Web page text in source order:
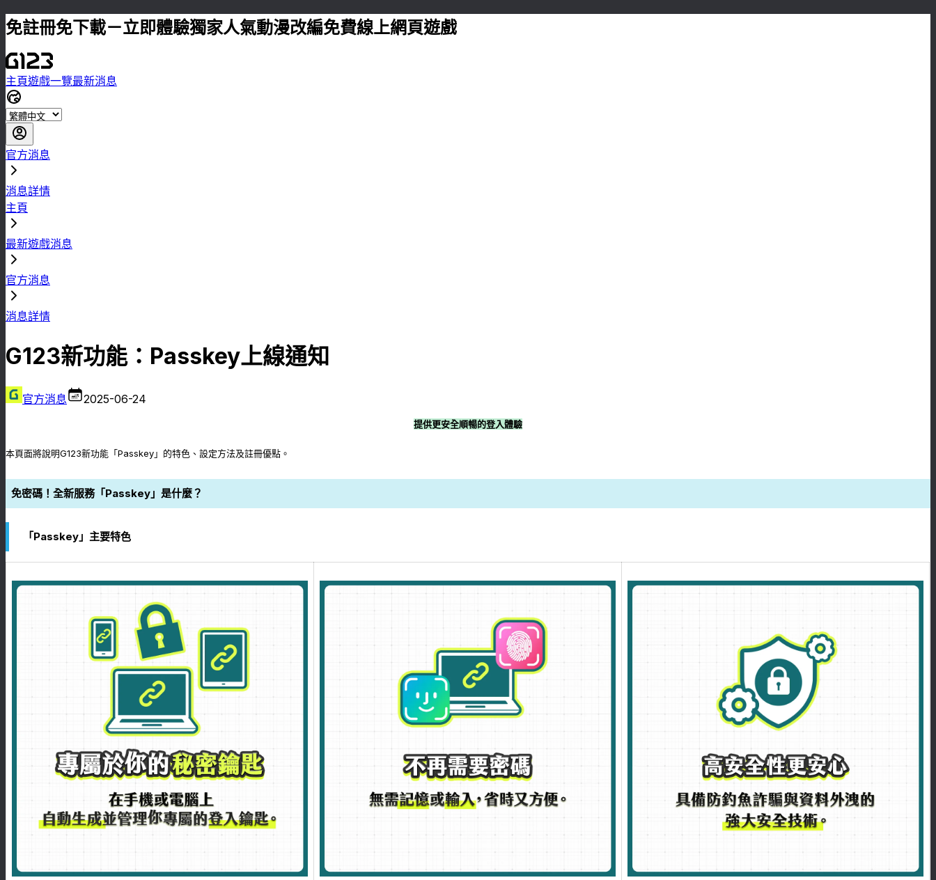
免註冊免下載－立即體驗獨家人氣動漫改編免費線上網頁遊戲
主頁遊戲一覽最新消息
官方消息
消息詳情
主頁
最新遊戲消息
官方消息
消息詳情
G123新功能：Passkey上線通知
官方消息 2025-06-24
提供更安全順暢的登入體驗
本頁面將說明G123新功能「Passkey」的特色、設定方法及註冊優點。
免密碼！全新服務「Passkey」是什麼？
「Passkey」主要特色